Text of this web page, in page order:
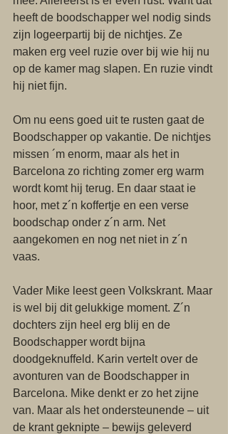
heeft de boodschapper wel nodig sinds
zijn logeerpartij bij de nichtjes. Ze
maken erg veel ruzie over bij wie hij nu
op de kamer mag slapen. En ruzie vindt
hij niet fijn.
Om nu eens goed uit te rusten gaat de
Boodschapper op vakantie. De nichtjes
missen ´m enorm, maar als het in
Barcelona zo richting zomer erg warm
wordt komt hij terug. En daar staat ie
hoor, met z´n koffertje en een verse
boodschap onder z´n arm. Net
aangekomen en nog net niet in z´n
vaas.
Vader Mike leest geen Volkskrant. Maar
is wel bij dit gelukkige moment. Z´n
dochters zijn heel erg blij en de
Boodschapper wordt bijna
doodgeknuffeld. Karin vertelt over de
avonturen van de Boodschapper in
Barcelona. Mike denkt er zo het zijne
van. Maar als het ondersteunende – uit
de krant geknipte – bewijs geleverd